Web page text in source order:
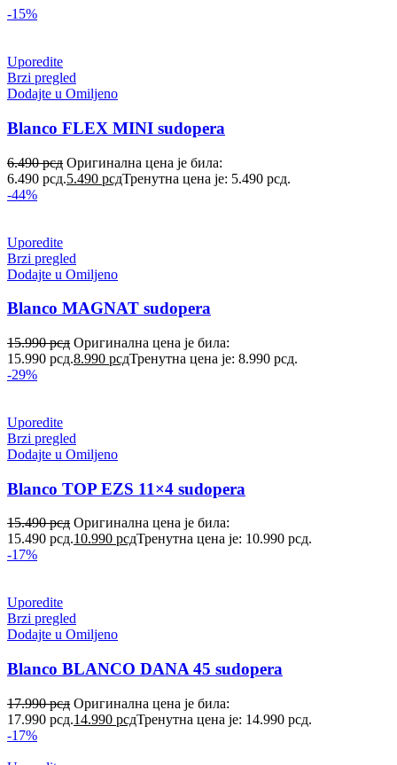
-15%
Uporedite
Brzi pregled
Dodajte u Omiljeno
Blanco FLEX MINI sudopera
6.490рсд Оригинална цена је била:
6.490 рсд.5.490 рсдТренутна цена је: 5.490 рсд.
-44%
Uporedite
Brzi pregled
Dodajte u Omiljeno
Blanco MAGNAT sudopera
15.990рсд Оригинална цена је била:
15.990 рсд.8.990 рсдТренутна цена је: 8.990 рсд.
-29%
Uporedite
Brzi pregled
Dodajte u Omiljeno
Blanco TOP EZS 11×4 sudopera
15.490рсд Оригинална цена је била:
15.490 рсд.10.990 рсдТренутна цена је: 10.990 рсд.
-17%
Uporedite
Brzi pregled
Dodajte u Omiljeno
Blanco BLANCO DANA 45 sudopera
17.990рсд Оригинална цена је била:
17.990 рсд.14.990 рсдТренутна цена је: 14.990 рсд.
-17%